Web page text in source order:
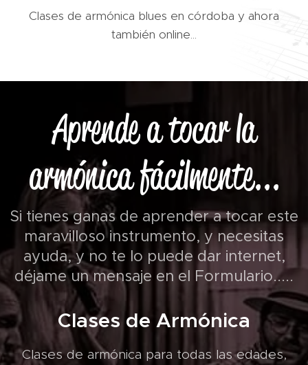
Clases de armónica blues en córdoba y ahora
también online...
Aprende a tocar la
armónica fácilmente...
Si tienes ganas de aprender a tocar este
maravilloso instrumento, y necesitas
ayuda, y no te lo puede dar internet,
déjame un mensaje en el Formulario.....
Clases de Armónica
Clases de armónica para todas las edades,